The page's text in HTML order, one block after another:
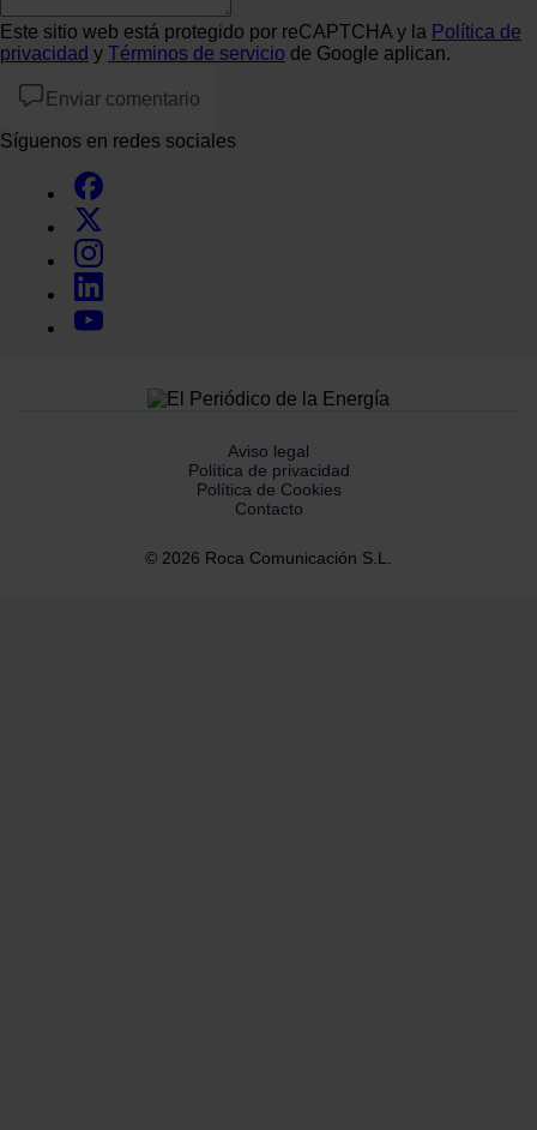
Este sitio web está protegido por reCAPTCHA y la Política de
privacidad y Términos de servicio de Google aplican.
Enviar comentario
Síguenos en redes sociales
Aviso legal
Política de privacidad
Política de Cookies
Contacto
© 2026 Roca Comunicación S.L.